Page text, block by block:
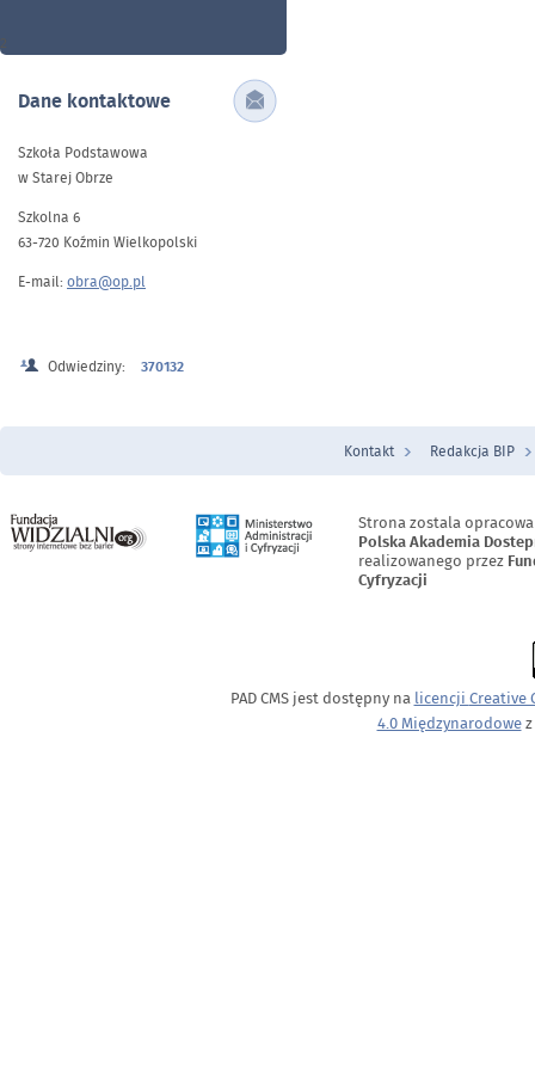
2
Dane kontaktowe
Szkoła Podstawowa
w Starej Obrze
Szkolna 6
63-720 Koźmin Wielkopolski
E-mail: obra@op.pl
Odwiedziny: 370132
Menu Stopka
Kontakt Redakcja BIP
Strona zostala
Polska Akademia
realizowanego przez
Cyfryzacji
PAD CMS jest dostępny na licencji Creative
4.0 Międzynarodowez